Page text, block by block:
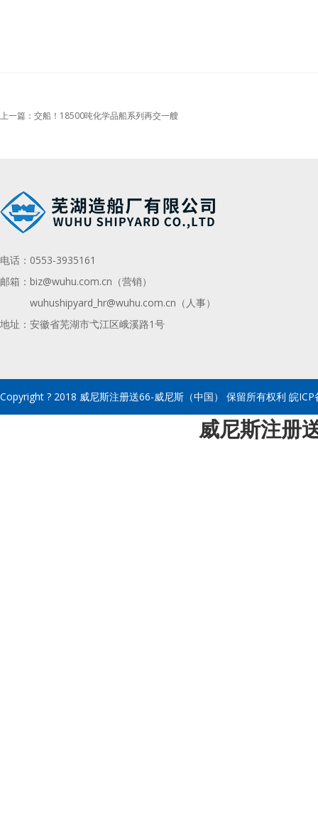
上一篇：交船！18500吨化学品船系列再交一艘
电话： 0553-3935161
邮箱： biz@wuhu.com.cn（营销）
wuhushipyard_hr@wuhu.com.cn （人事）
地址：安徽省芜湖市弋江区峨溪路1号
Copyright ? 2018 威尼斯注册送66-威尼斯（中国） 保留所有权利 皖
威尼斯注册